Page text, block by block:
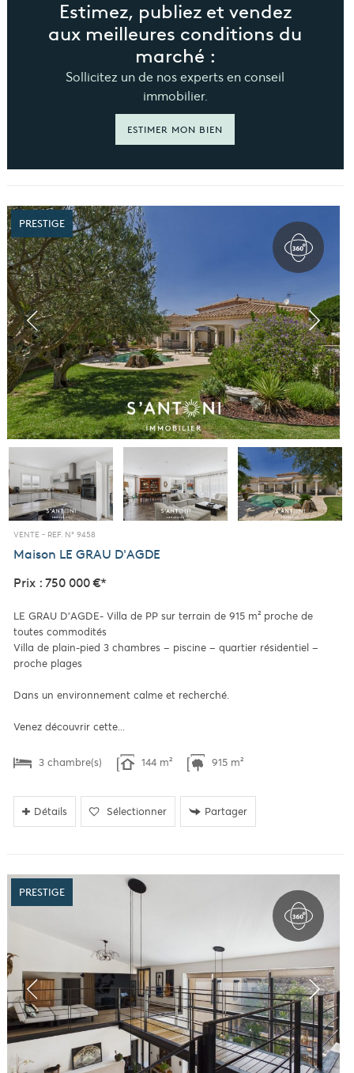
Estimez, publiez et vendez
aux meilleures conditions du
marché :
Sollicitez un de nos experts en conseil
immobilier.
ESTIMER MON BIEN
PRESTIGE
VENTE - REF. N° 9458
Maison LE GRAU D'AGDE
Prix : 750 000 €*
LE GRAU D'AGDE- Villa de PP sur terrain de 915 m² proche de
toutes commodités
Villa de plain-pied 3 chambres – piscine – quartier résidentiel –
proche plages
Dans un environnement calme et recherché.
Venez découvrir cette...
3 chambre(s) 144 m² 915 m²
Détails Sélectionner Partager
PRESTIGE